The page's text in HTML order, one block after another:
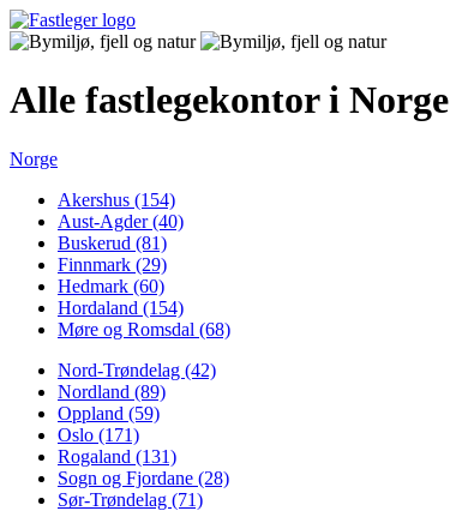
Alle fastlegekontor i Norge
Norge
Akershus (154)
Aust-Agder (40)
Buskerud (81)
Finnmark (29)
Hedmark (60)
Hordaland (154)
Møre og Romsdal (68)
Nord-Trøndelag (42)
Nordland (89)
Oppland (59)
Oslo (171)
Rogaland (131)
Sogn og Fjordane (28)
Sør-Trøndelag (71)